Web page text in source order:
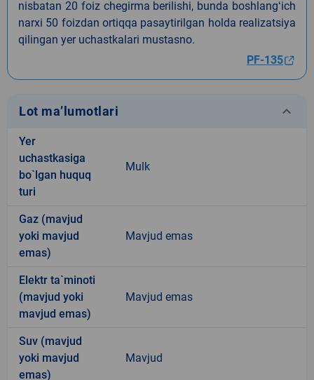
nisbatan 20 foiz chegirma berilishi, bunda boshlangʻich
narxi 50 foizdan ortiqqa pasaytirilgan holda realizatsiya
qilingan yer uchastkalari mustasno.
PF-135
Lot ma’lumotlari keyboard_arrow_down
Yer
uchastkasiga
bo`lgan huquq
turi
Mulk
Gaz (mavjud
yoki mavjud
emas)
Mavjud emas
Elektr ta`minoti
(mavjud yoki
mavjud emas)
Mavjud emas
Suv (mavjud
yoki mavjud
emas)
Mavjud